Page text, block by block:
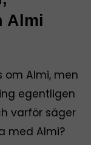
Almi
Almi, men
egentligen
varför säger
med Almi?